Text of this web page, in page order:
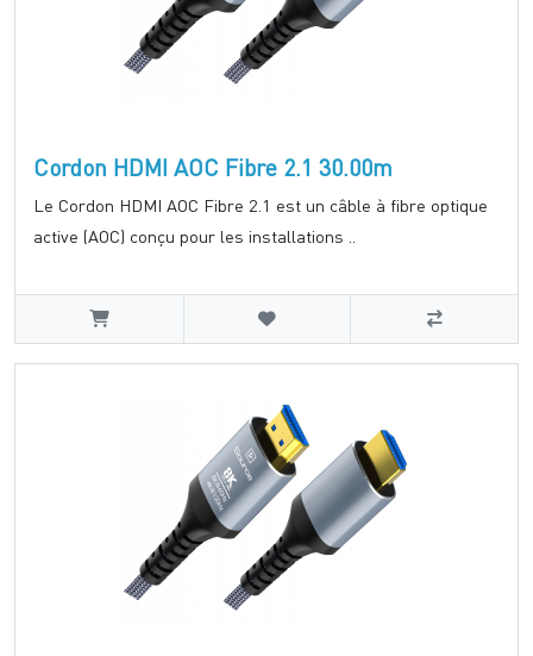
Cordon HDMI AOC Fibre 2.1 30.00m
Le Cordon HDMI AOC Fibre 2.1 est un câble à fibre optique
active (AOC) conçu pour les installations ..